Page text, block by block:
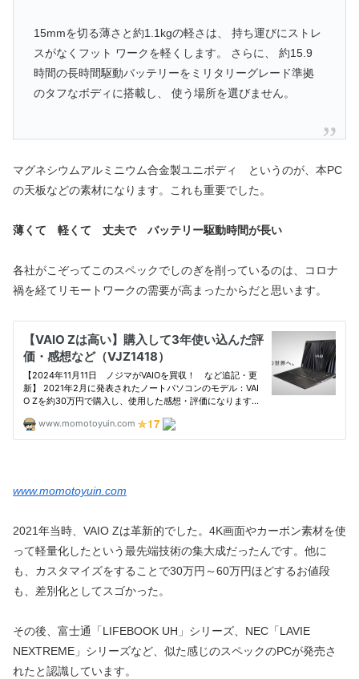
15mmを切る薄さと約1.1kgの軽さは、 持ち運びにストレ
スがなくフット ワークを軽くします。 さらに、 約15.9
時間の長時間駆動バッテリーをミリタリーグレード準拠
のタフなボディに搭載し、 使う場所を選びません。
マグネシウムアルミニウム合金製ユニボディ というのが、本PC
の天板などの素材になります。これも重要でした。
薄くて 軽くて 丈夫で バッテリー駆動時間が長い
各社がこぞってこのスペックでしのぎを削っているのは、コロナ
禍を経てリモートワークの需要が高まったからだと思います。
www.momotoyuin.com
2021年当時、VAIO Zは革新的でした。4K画面やカーボン素材を使
って軽量化したという最先端技術の集大成だったんです。他に
も、カスタマイズをすることで30万円～60万円ほどするお値段
も、差別化としてスゴかった。
その後、富士通「LIFEBOOK UH」シリーズ、NEC「LAVIE
NEXTREME」シリーズなど、似た感じのスペックのPCが発売さ
れたと認識しています。